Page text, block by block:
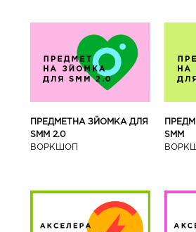
ПРЕДМЕТНА ЗЙОМКА ДЛЯ
SMM 2.0
ВОРКШОП
SMM